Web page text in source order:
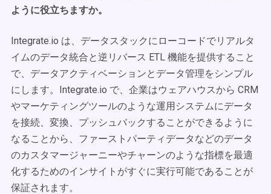
ように役立ちますか。
Integrate.io は、データスタックにローコードでリアルタ
イムのデータ統合と逆リバース ETL 機能を提供すること
で、データアクティベーションとデータ管理をシンプル
にします。Integrate.io で、企業はウェアハウスから CRM
やマーケティングツールのような運用システムにデータ
を接続、変換、プッシュバックすることができるように
なることから、ファーストパーティデータなどのデータ
のカスタマージャーニーやチャーンのような指標を最適
化するためのインサイトがすぐに実行可能であることが
保証されます。